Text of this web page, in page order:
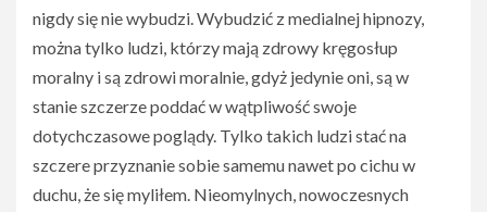
nigdy się nie wybudzi. Wybudzić z medialnej hipnozy,
można tylko ludzi, którzy mają zdrowy kręgosłup
moralny i są zdrowi moralnie, gdyż jedynie oni, są w
stanie szczerze poddać w wątpliwość swoje
dotychczasowe poglądy. Tylko takich ludzi stać na
szczere przyznanie sobie samemu nawet po cichu w
duchu, że się myliłem. Nieomylnych, nowoczesnych